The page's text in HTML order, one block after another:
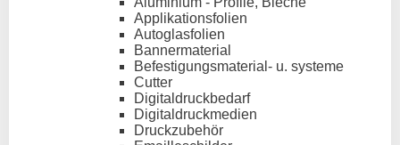
Applikationsfolien
Autoglasfolien
Bannermaterial
Befestigungsmaterial- u. systeme
Cutter
Digitaldruckbedarf
Digitaldruckmedien
Druckzubehör